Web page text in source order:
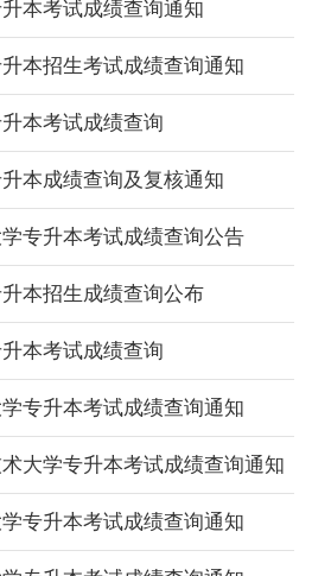
本考试成绩查询通知
本招生考试成绩查询通知
本考试成绩查询
本成绩查询及复核通知
专升本考试成绩查询公告
本招生成绩查询公布
本考试成绩查询
专升本考试成绩查询通知
大学专升本考试成绩查询通知
专升本考试成绩查询通知